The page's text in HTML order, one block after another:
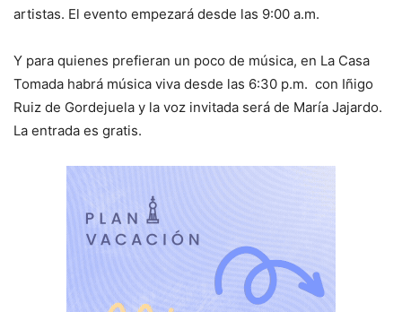
artistas. El evento empezará desde las 9:00 a.m.
Y para quienes prefieran un poco de música, en La Casa
Tomada habrá música viva desde las 6:30 p.m. con Iñigo
Ruiz de Gordejuela y la voz invitada será de María Jajardo.
La entrada es gratis.